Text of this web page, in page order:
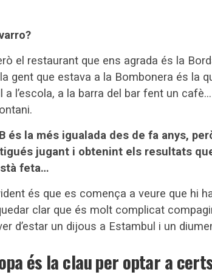
el restaurant que ens agrada és la
gent que estava a la Bombonera és la
a l’escola, a la barra del bar fent un
és la més igualada des de fa anys,
jugant i obtenint els resultats
feta…
és que es comença a veure que hi
clar que és molt complicat
d’estar un dijous a Estambul i un
és la clau per optar a